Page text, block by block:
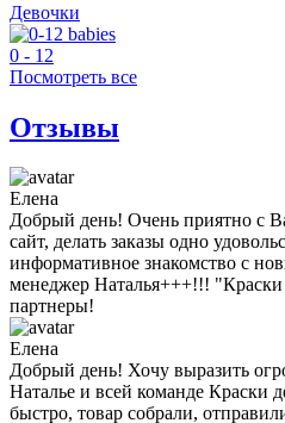
Девочки
0 - 12
Посмотреть все
Отзывы
Елена
Добрый день! Очень приятно с
сайт, делать заказы одно
информативное знакомство с
менеджер Наталья+++!!!
партнеры!
Елена
Добрый день! Хочу выразить
Наталье и всей команде Краски
быстро, товар собрали,